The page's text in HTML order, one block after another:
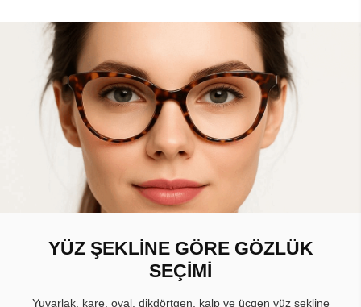
YÜZ ŞEKLİNE GÖRE GÖZLÜK
SEÇİMİ
Yuvarlak, kare, oval, dikdörtgen, kalp ve üçgen yüz şekline